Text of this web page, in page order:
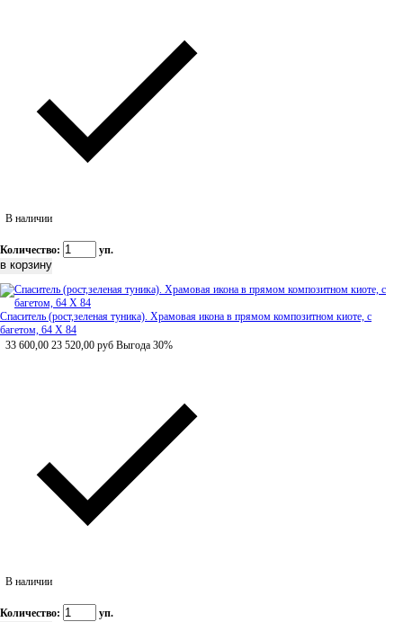
В наличии
Количество: уп.
Спаситель (рост,зеленая туника). Храмовая икона в прямом композитном киоте, с
багетом, 64 Х 84
33 600,00 23 520,00 руб Выгода 30%
В наличии
Количество: уп.